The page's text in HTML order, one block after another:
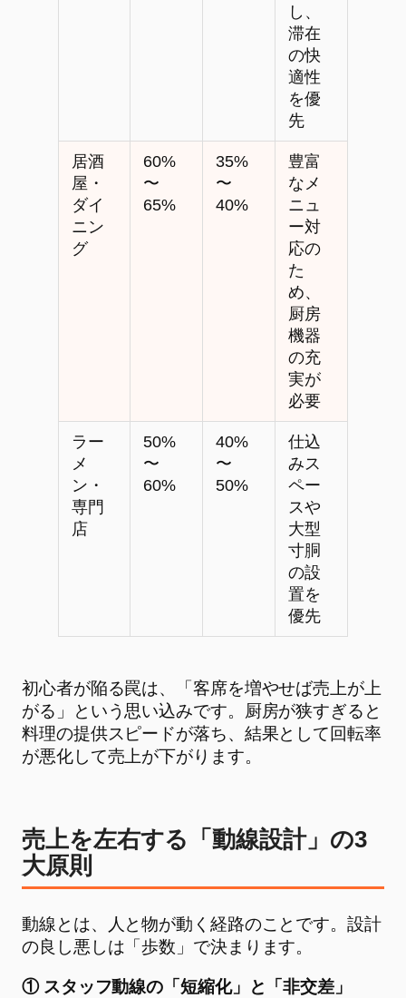
し、
滞在
の快
適性
を優
先
居酒
屋・
ダイ
ニン
グ
60%
〜
65%
35%
〜
40%
豊富
なメ
ニュ
ー対
応の
た
め、
厨房
機器
の充
実が
必要
ラー
メ
ン・
専門
店
50%
〜
60%
40%
〜
50%
仕込
みス
ペー
スや
大型
寸胴
の設
置を
優先
初心者が陥る罠は、「客席を増やせば売上が上
がる」という思い込みです。厨房が狭すぎると
料理の提供スピードが落ち、結果として回転率
が悪化して売上が下がります。
売上を左右する「動線設計」の3
大原則
動線とは、人と物が動く経路のことです。設計
の良し悪しは「歩数」で決まります。
① スタッフ動線の「短縮化」と「非交差」